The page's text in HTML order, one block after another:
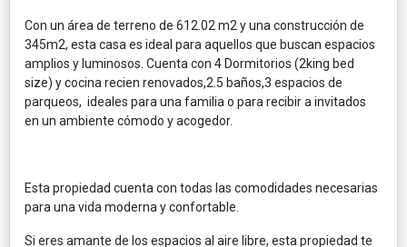
Con un área de terreno de 612.02 m2 y una construcción de
345m2, esta casa es ideal para aquellos que buscan espacios
amplios y luminosos. Cuenta con 4 Dormitorios (2king bed
size) y cocina recien renovados,2.5 baños,3 espacios de
parqueos, ideales para una familia o para recibir a invitados
en un ambiente cómodo y acogedor.
Esta propiedad cuenta con todas las comodidades necesarias
para una vida moderna y confortable.
Si eres amante de los espacios al aire libre, esta propiedad te